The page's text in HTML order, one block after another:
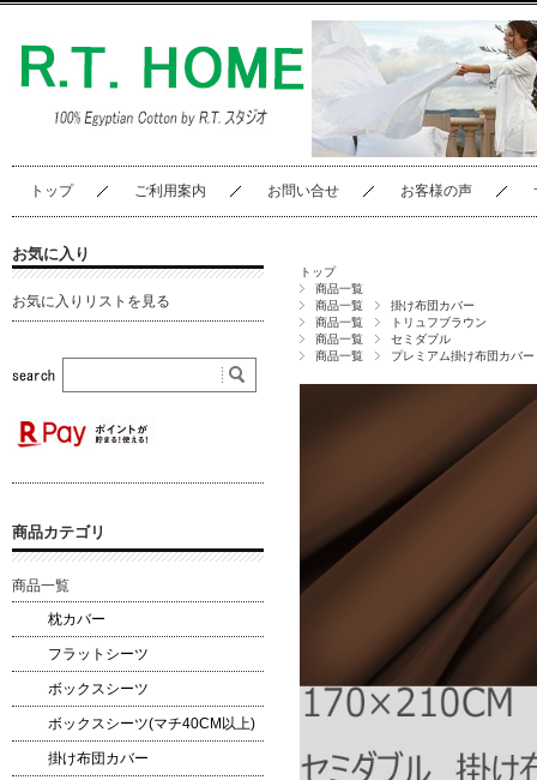
トップ ご利用案内 お問い合せ お客様の声
トップ
商品一覧
商品一覧
掛け布団カバー
商品一覧
トリュフブラウン
商品一覧
セミダブル
商品一覧
プレミアム掛け布団カバー
お気に入り
お気に入りリストを見る
商品カテゴリ
商品一覧
枕カバー
フラットシーツ
ボックスシーツ
ボックスシーツ(マチ40CM以上)
掛け布団カバー